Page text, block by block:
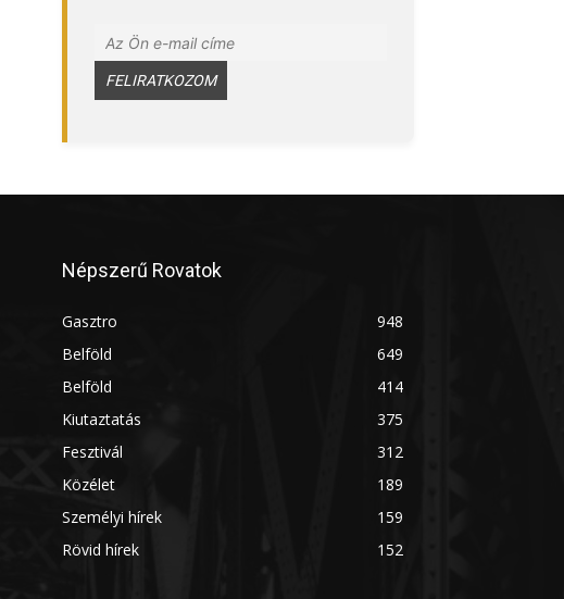
Népszerű Rovatok
Gasztro
948
Belföld
649
Belföld
414
Kiutaztatás
375
Fesztivál
312
Közélet
189
Személyi hírek
159
Rövid hírek
152